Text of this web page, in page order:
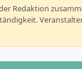
Redaktion